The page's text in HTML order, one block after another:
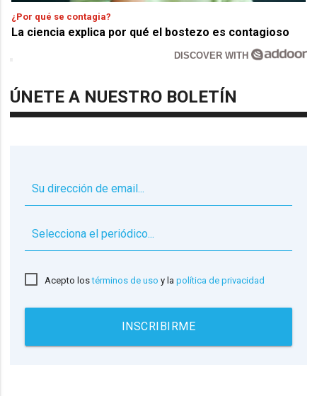
¿Por qué se contagia?
La ciencia explica por qué el bostezo es contagioso
DISCOVER WITH
ÚNETE A NUESTRO BOLETÍN
Acepto lostérminos de uso y lapolítica de privacidad
INSCRIBIRME